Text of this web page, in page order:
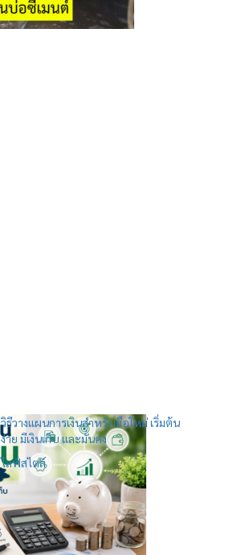
วิธีวางแผนการเงินสำหรับมือใหม่ เริ่มต้น
ง่าย มีเงินเก็บ และมั่นคง
ไลฟ์สไตล์